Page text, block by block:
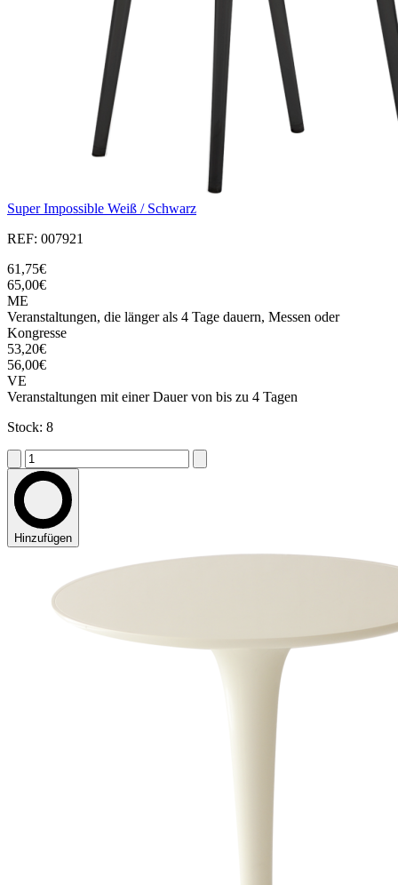
Super Impossible Weiß / Schwarz
REF: 007921
61,75€
65,00€
ME
Veranstaltungen, die länger als 4 Tage dauern, Messen oder
Kongresse
53,20€
56,00€
VE
Veranstaltungen mit einer Dauer von bis zu 4 Tagen
Stock: 8
Hinzufügen